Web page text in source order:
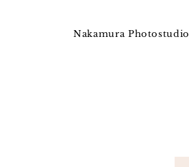
Nakamura Photostudio